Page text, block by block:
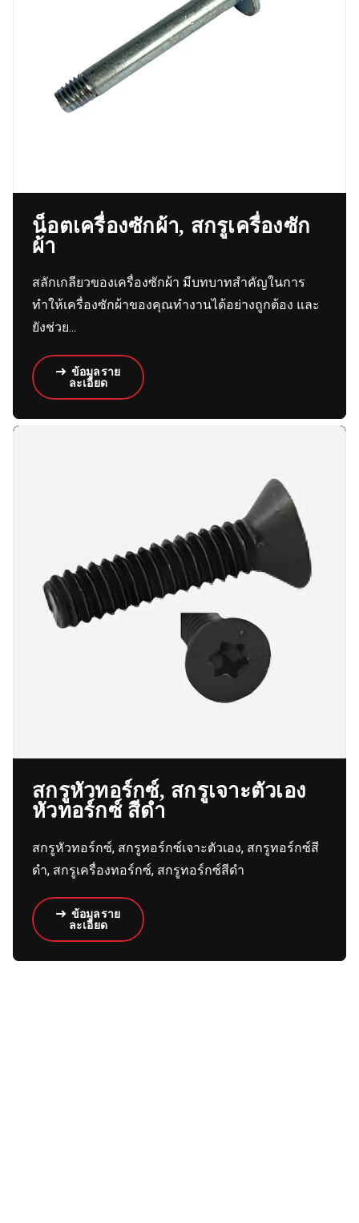
น็อตเครื่องซักผ้า, สกรูเครื่องซัก
ผ้า
สลักเกลียวของเครื่องซักผ้า มีบทบาทสำคัญในการ
ทำให้เครื่องซักผ้าของคุณทำงานได้อย่างถูกต้อง และ
ยังช่วย...
ข้อมูลราย
ละเอียด
สกรูหัวทอร์กซ์, สกรูเจาะตัวเอง
หัวทอร์กซ์ สีดำ
สกรูหัวทอร์กซ์, สกรูทอร์กซ์เจาะตัวเอง, สกรูทอร์กซ์สี
ดำ, สกรูเครื่องทอร์กซ์, สกรูทอร์กซ์สีดำ
ข้อมูลราย
ละเอียด